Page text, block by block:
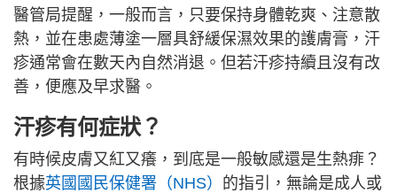
醫管局提醒，一般而言，只要保持身體乾爽、注意散
熱，並在患處薄塗一層具舒緩保濕效果的護膚膏，汗
疹通常會在數天內自然消退。但若汗疹持續且沒有改
善，便應及早求醫。
汗疹有何症狀？
有時候皮膚又紅又癢，到底是一般敏感還是生熱痱？
根據英國國民保健署（NHS） 的指引，無論是成人或